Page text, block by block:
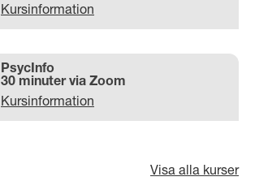
Kursinformation
PsycInfo
30 minuter via Zoom
Kursinformation
Visa alla kurser